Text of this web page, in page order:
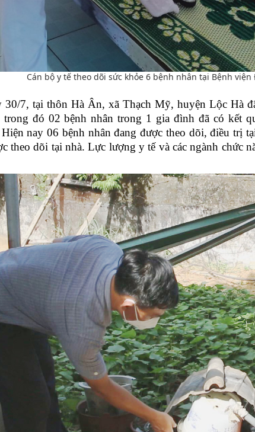
Cán bộ y tế theo dõi sức khỏe 6 bệnh nhân tại Bệnh viện
30/7, tại thôn Hà Ân, xã Thạch Mỹ, huyện Lộc Hà
trong đó 02 bệnh nhân trong 1 gia đình đã có kết
nay 06 bệnh nhân đang được theo dõi, điều trị
theo dõi tại nhà. Lực lượng y tế và các ngành chức